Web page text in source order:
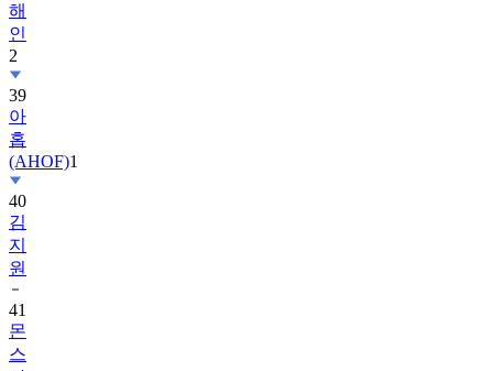
2
39
아
홉
(AHOF)
40
김
지
원
41
몬
스
타
엑